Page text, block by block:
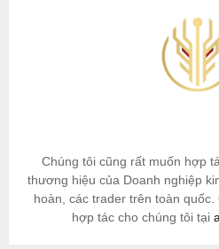
Chúng tôi cũng rất muốn hợp
thương hiệu của Doanh nghiệp
hoàn, các trader trên toàn
hợp tác cho chúng tôi tại